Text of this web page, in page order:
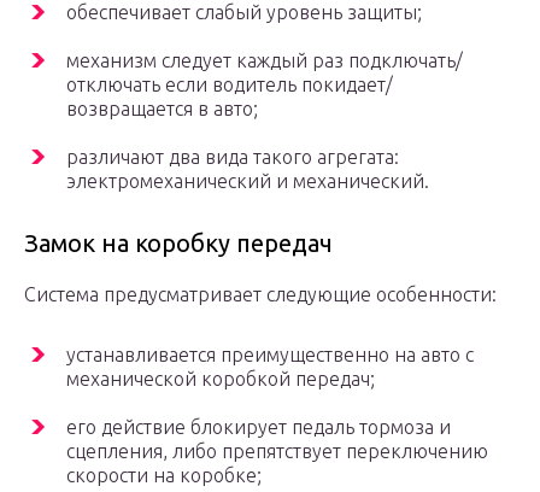
обеспечивает слабый уровень защиты;
механизм следует каждый раз подключать/
отключать если водитель покидает/
возвращается в авто;
различают два вида такого агрегата:
электромеханический и механический.
Замок на коробку передач
Система предусматривает следующие особенности:
устанавливается преимущественно на авто с
механической коробкой передач;
его действие блокирует педаль тормоза и
сцепления, либо препятствует переключению
скорости на коробке;